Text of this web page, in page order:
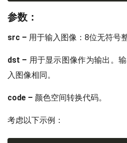
参数：
src – 用于输入图像：8位无符号整
dst – 用于显示图像作为输出。
入图像相同。
code – 颜色空间转换代码。
考虑以下示例：